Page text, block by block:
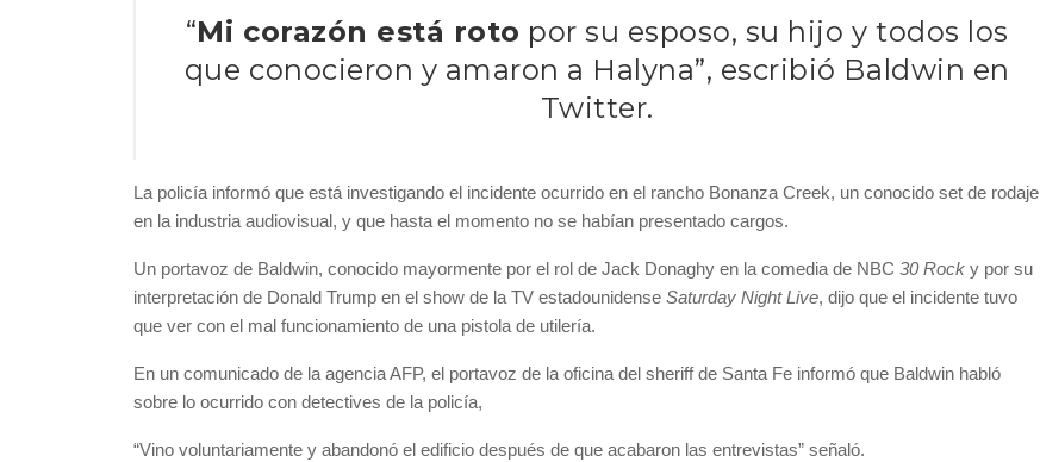
“Mi corazón está roto por su esposo, su hijo y todos los
que conocieron y amaron a Halyna”, escribió Baldwin en
Twitter.
La policía informó que está investigando el incidente ocurrido en el rancho Bonanza Creek, un conocido set de rodaje
en la industria audiovisual, y que hasta el momento no se habían presentado cargos.
Un portavoz de Baldwin, conocido mayormente por el rol de Jack Donaghy en la comedia de NBC 30 Rock y por su
interpretación de Donald Trump en el show de la TV estadounidense Saturday Night Live, dijo que el incidente tuvo
que ver con el mal funcionamiento de una pistola de utilería.
En un comunicado de la agencia AFP, el portavoz de la oficina del sheriff de Santa Fe informó que Baldwin habló
sobre lo ocurrido con detectives de la policía,
“Vino voluntariamente y abandonó el edificio después de que acabaron las entrevistas” señaló.